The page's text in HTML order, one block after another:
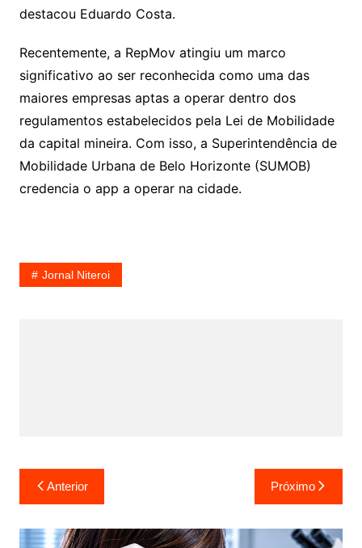
destacou Eduardo Costa.
Recentemente, a RepMov atingiu um marco
significativo ao ser reconhecida como uma das
maiores empresas aptas a operar dentro dos
regulamentos estabelecidos pela Lei de Mobilidade
da capital mineira. Com isso, a Superintendência de
Mobilidade Urbana de Belo Horizonte (SUMOB)
credencia o app a operar na cidade.
Jornal Niteroi
Navegação
de
Post
Anterior Próximo